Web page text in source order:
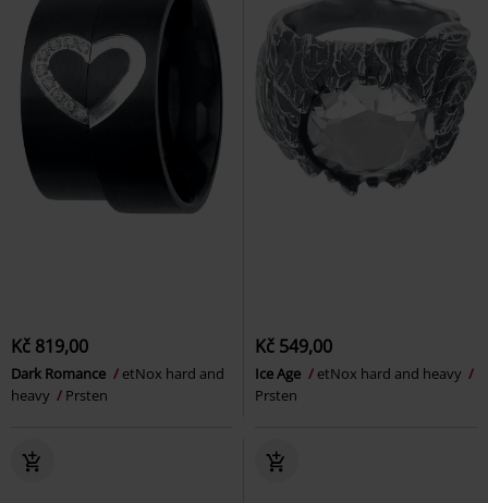
Kč 819,00
Dark Romance
etNox hard and
heavy
Prsten
Kč 549,00
Ice Age
etNox hard and heavy
Prsten